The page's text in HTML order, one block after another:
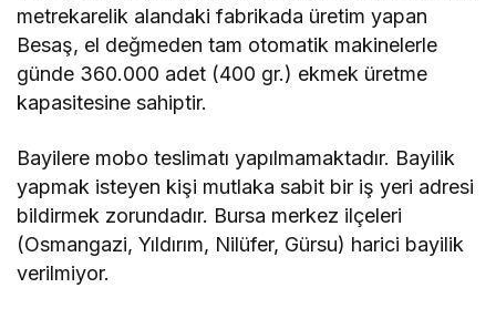
metrekarelik alandaki fabrikada üretim yapan
Besaş, el değmeden tam otomatik makinelerle
günde 360.000 adet (400 gr.) ekmek üretme
kapasitesine sahiptir.
Bayilere mobo teslimatı yapılmamaktadır. Bayilik
yapmak isteyen kişi mutlaka sabit bir iş yeri adresi
bildirmek zorundadır. Bursa merkez ilçeleri
(Osmangazi, Yıldırım, Nilüfer, Gürsu) harici bayilik
verilmiyor.